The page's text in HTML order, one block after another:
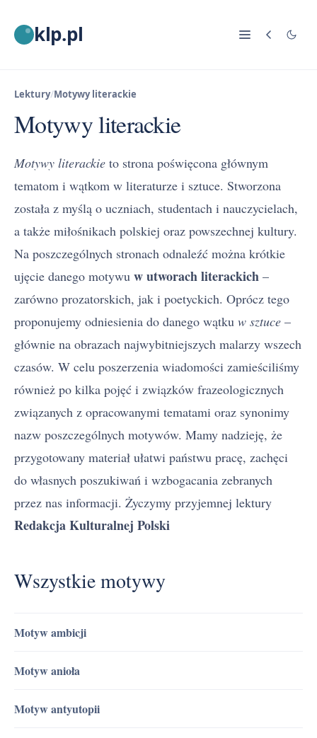
klp.pl
Lektury/Motywy literackie
Motywy literackie
Motywy literackie to strona poświęcona głównym
tematom i wątkom w literaturze i sztuce. Stworzona
została z myślą o uczniach, studentach i nauczycielach,
a także miłośnikach polskiej oraz powszechnej kultury.
Na poszczególnych stronach odnaleźć można krótkie
ujęcie danego motywu w utworach literackich –
zarówno prozatorskich, jak i poetyckich. Oprócz tego
proponujemy odniesienia do danego wątku w sztuce –
głównie na obrazach najwybitniejszych malarzy wszech
czasów. W celu poszerzenia wiadomości zamieściliśmy
również po kilka pojęć i związków frazeologicznych
związanych z opracowanymi tematami oraz synonimy
nazw poszczególnych motywów. Mamy nadzieję, że
przygotowany materiał ułatwi państwu pracę, zachęci
do własnych poszukiwań i wzbogacania zebranych
przez nas informacji. Życzymy przyjemnej lektury
Redakcja Kulturalnej Polski
Wszystkie motywy
Motyw ambicji
Motyw anioła
Motyw antyutopii